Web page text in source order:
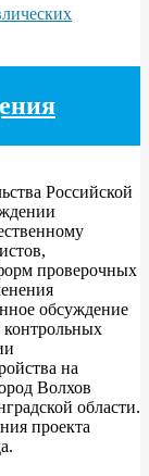
Российской
проверочных
обсуждение
контрольных
на
Волхов
области.
проекта